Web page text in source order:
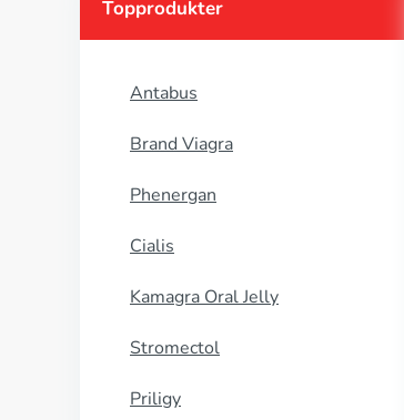
Topprodukter
Antabus
Brand Viagra
Phenergan
Cialis
Kamagra Oral Jelly
Stromectol
Priligy